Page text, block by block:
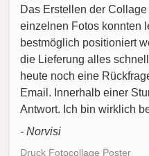
Das Erstellen der
einzelnen Fotos konnten
bestmöglich positioniert
die Lieferung alles
heute noch eine
Email. Innerhalb einer
Antwort. Ich bin wirklich
- Norvisi
Druck Fotocollage Poster